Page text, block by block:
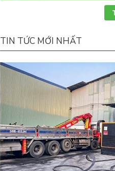
TIN TỨC MỚI NHẤT